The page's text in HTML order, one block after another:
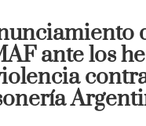
ante los